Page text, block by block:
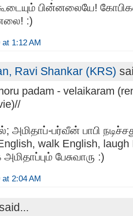
பின்னலையே!
:)
1:12 AM
Ravi Shankar (KRS)
padam - velaikaram
பர்வீன் பாபி
walk English, laugh
பேசுவாரு :)
2:04 AM